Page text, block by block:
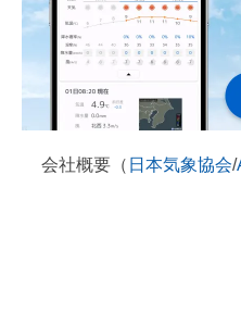
会社概要（ 日本気象協会/